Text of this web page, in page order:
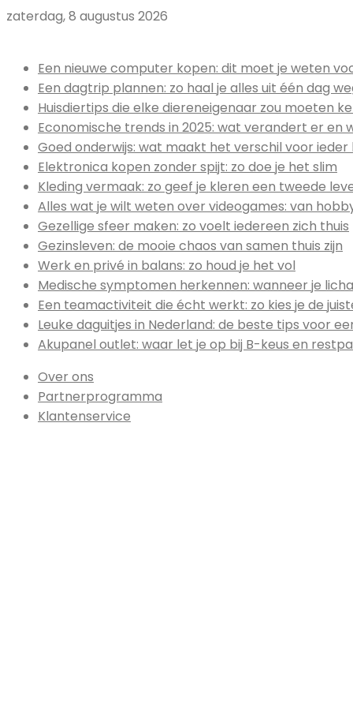
zaterdag, 8 augustus 2026
Een nieuwe computer kopen: dit moet je weten
Een dagtrip plannen: zo haal je alles uit één dag
Huisdiertips die elke diereneigenaar zou moeten
Economische trends in 2025: wat verandert er en
Goed onderwijs: wat maakt het verschil voor ieder
Elektronica kopen zonder spijt: zo doe je het slim
Kleding vermaak: zo geef je kleren een tweede
Alles wat je wilt weten over videogames: van
Gezellige sfeer maken: zo voelt iedereen zich thuis
Gezinsleven: de mooie chaos van samen thuis zijn
Werk en privé in balans: zo houd je het vol
Medische symptomen herkennen: wanneer je
Een teamactiviteit die écht werkt: zo kies je de
Leuke daguitjes in Nederland: de beste tips voor
Akupanel outlet: waar let je op bij B-keus en
Over ons
Partnerprogramma
Klantenservice